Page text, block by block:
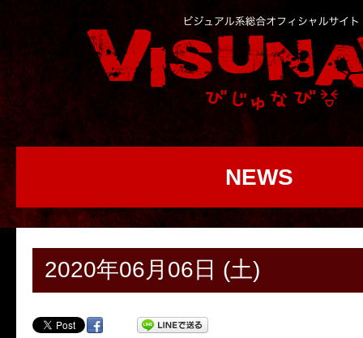
NEWS
2020年06月06日 (土)